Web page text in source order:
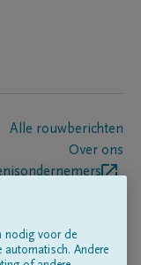
Alle rouwberichten
Over ons
nodig voor de
automatisch. Andere